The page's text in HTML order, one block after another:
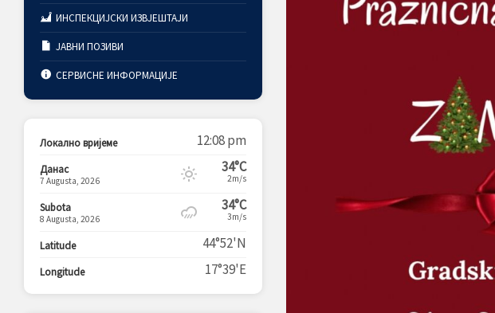
ИНСПЕКЦИЈСКИ ИЗВЈЕШТАЈИ
ЈАВНИ ПОЗИВИ
СЕРВИСНЕ ИНФОРМАЦИЈЕ
Локално вријеме 12:08 pm
Данас
7 Augusta, 2026
34°C
2m/s
Subota
8 Augusta, 2026
34°C
3m/s
Latitude 44°52'N
Longitude 17°39'E